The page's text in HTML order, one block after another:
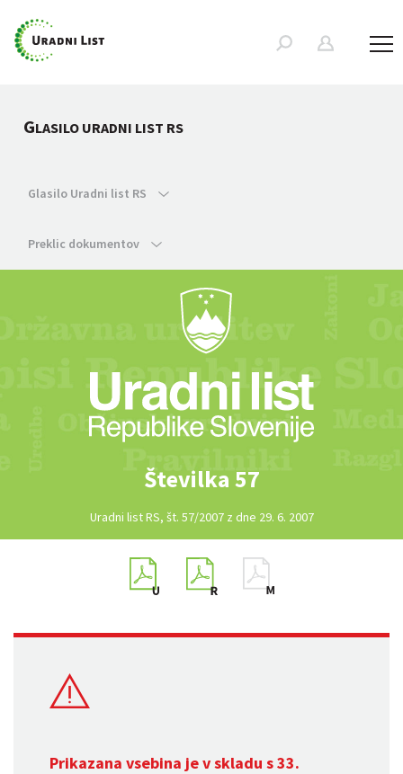
GLASILO URADNI LIST RS
Glasilo Uradni list RS
Preklic dokumentov
Številka 57
Uradni list RS, št. 57/2007 z dne 29. 6. 2007
Prikazana vsebina je v skladu s 33.